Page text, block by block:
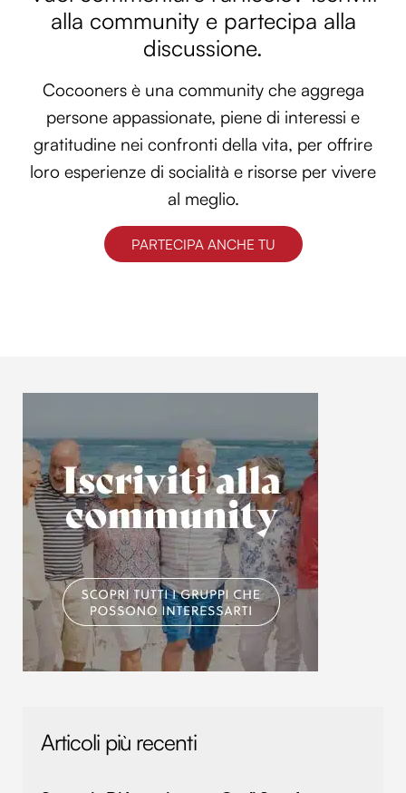
alla community e partecipa alla
discussione.
Cocooners è una community che aggrega
persone appassionate, piene di interessi e
gratitudine nei confronti della vita, per offrire
loro esperienze di socialità e risorse per vivere
al meglio.
PARTECIPA ANCHE TU
Articoli più recenti